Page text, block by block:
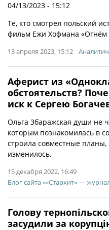
04/13/2023 - 15:12
Те, кто смотрел польский
фильм Ежи Хофмана «Огнём
13 апреля 2023, 15:12
Аферист из
обстоятельств?
иск к Сергею
Ольга Збаражская души не
которым познакомилась в
строила совместные планы,
изменилось.
15 декабря 2022, 16:49
Блог сайта ««Стархит» —
Голову
засудили за